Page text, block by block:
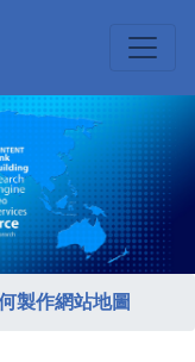
製作網站地圖